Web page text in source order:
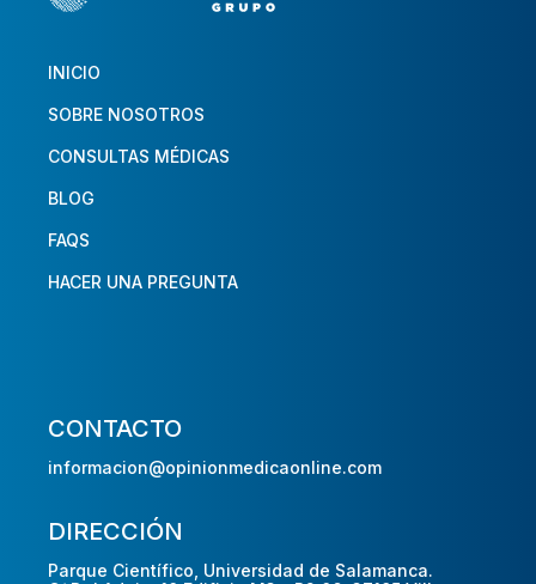
INICIO
SOBRE NOSOTROS
CONSULTAS MÉDICAS
BLOG
FAQS
HACER UNA PREGUNTA
CONTACTO
informacion@opinionmedicaonline.com
DIRECCIÓN
Parque Científico, Universidad de Salamanca.